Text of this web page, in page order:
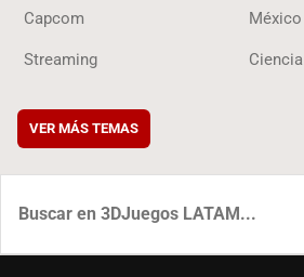
Capcom México
Streaming
VER MÁS TEMAS